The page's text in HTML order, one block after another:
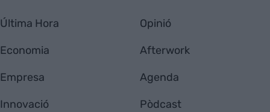
Última Hora
Economia
Empresa
Innovació
Opinió
Afterwork
Agenda
Pòdcast